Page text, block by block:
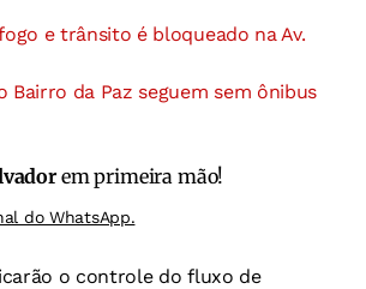
e trânsito é bloqueado na Av.
Bairro da Paz seguem sem ônibus
em primeira mão!
do WhatsApp.
o controle do fluxo de